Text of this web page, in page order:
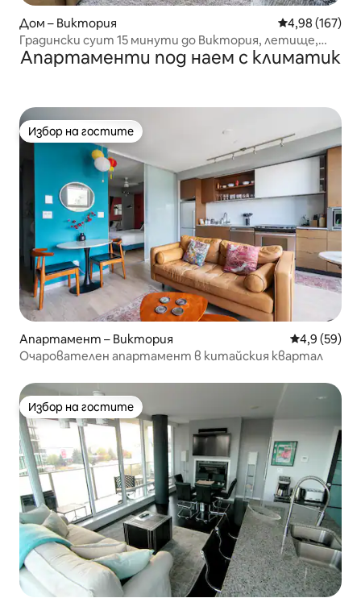
Дом – Виктория Средна
4,98 (167)
Градински суит 15 минути до Виктория, летище,
фериботи
Апартаменти под наем с климатик
Избор на гостите
Избор на гостите
Апартамент – Виктория Средна
4,9 (59)
Очарователен апартамент в китайския квартал
Избор на гостите
Избор на гостите